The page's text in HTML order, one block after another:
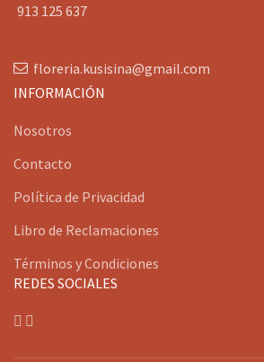
913 125 637
floreria.kusisina@gmail.com
INFORMACIÓN
Nosotros
Contacto
Política de Privacidad
Libro de Reclamaciones
Términos y Condiciones
REDES SOCIALES